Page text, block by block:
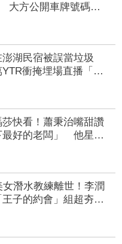
大方公開車牌號碼：
招呼
湖民宿被誤當垃圾
衝掩埋場直播「開
圾山」 怕私人片外
莎快看！蕭秉治嘴甜讚
最好的老闆」 他星國
女潛水教練離世！李潤
子的約會」組超夯高
日畫面曝光